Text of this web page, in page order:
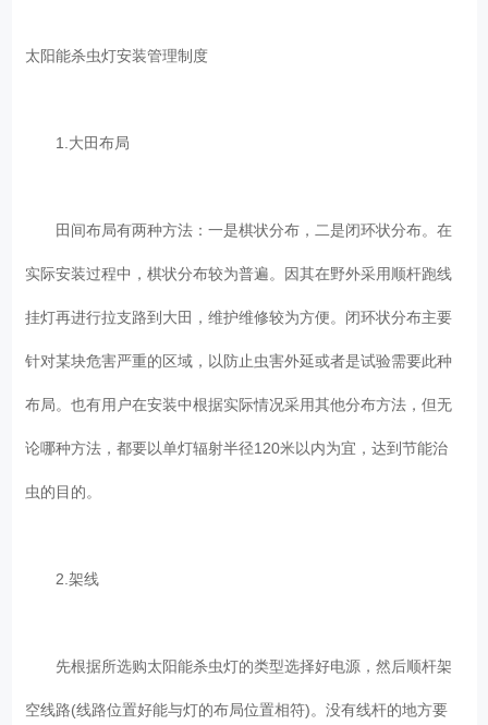
太阳能杀虫灯安装管理制度
1.大田布局
田间布局有两种方法：一是棋状分布，二是闭环状分布。在
实际安装过程中，棋状分布较为普遍。因其在野外采用顺杆跑线
挂灯再进行拉支路到大田，维护维修较为方便。闭环状分布主要
针对某块危害严重的区域，以防止虫害外延或者是试验需要此种
布局。也有用户在安装中根据实际情况采用其他分布方法，但无
论哪种方法，都要以单灯辐射半径120米以内为宜，达到节能治
虫的目的。
2.架线
先根据所选购太阳能杀虫灯的类型选择好电源，然后顺杆架
空线路(线路位置好能与灯的布局位置相符)。没有线杆的地方要